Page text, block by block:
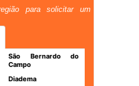
para solicitar um
São Bernardo do
Campo
Diadema